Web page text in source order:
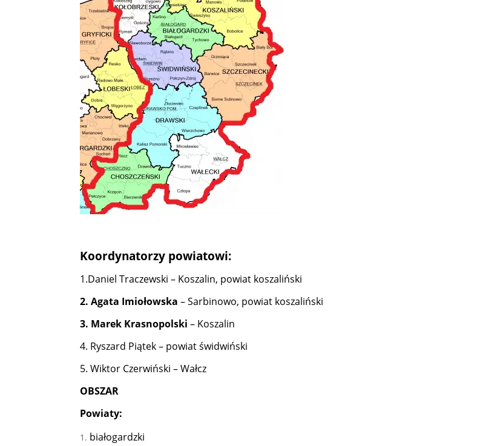
Koordynatorzy powiatowi:
1.Daniel Traczewski – Koszalin, powiat koszaliński
2. Agata Imiołowska – Sarbinowo, powiat koszaliński
3. Marek Krasnopolski – Koszalin
4. Ryszard Piątek – powiat świdwiński
5. Wiktor Czerwiński – Wałcz
OBSZAR
Powiaty:
białogardzki